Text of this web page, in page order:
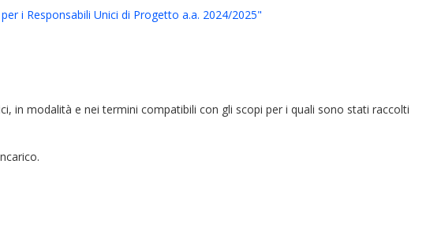
i Responsabili Unici di Progetto a.a. 2024/2025"
in modalità e nei termini compatibili con gli scopi per i quali sono stati raccolti